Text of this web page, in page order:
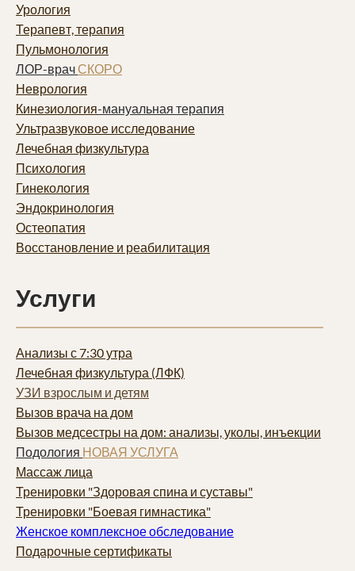
Урология
Терапевт, терапия
Пульмонология
ЛОР-врачСКОРО
Неврология
Кинезиология-мануальная терапия
Ультразвуковое исследование
Лечебная физкультура
Психология
Гинекология
Эндокринология
Остеопатия
Восстановление и реабилитация
Услуги
Анализы с 7:30 утра
Лечебная физкультура (ЛФК)
УЗИ взрослым и детям
Вызов врача на дом
Вызов медсестры на дом: анализы, уколы, инъекции
Подология НОВАЯ УСЛУГА
Массаж лица
Тренировки "Здоровая спина и суставы"
Тренировки "Боевая гимнастика"
Женское комплексное обследование
Подарочные сертификаты